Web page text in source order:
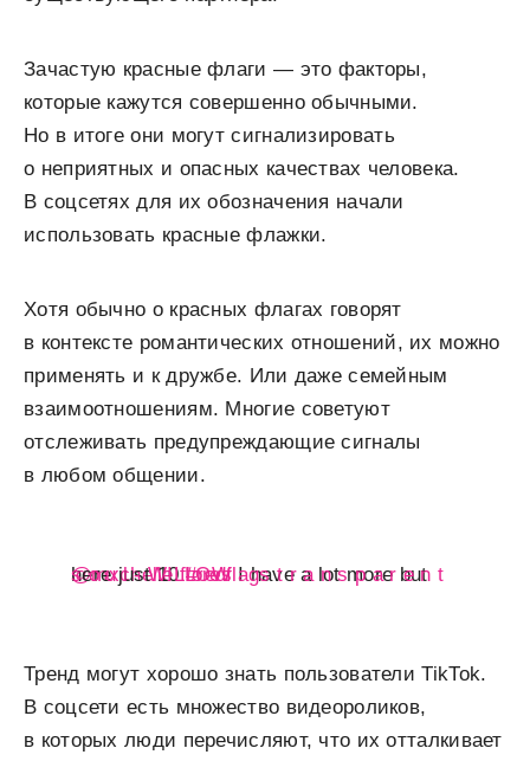
Зачастую красные флаги — это факторы,
которые кажутся совершенно обычными.
Но в итоге они могут сигнализировать
о неприятных и опасных качествах человека.
В соцсетях для их обозначения начали
использовать красные флажки.
Хотя обычно о красных флагах говорят
в контексте романтических отношений, их можно
применять и к дружбе. Или даже семейным
взаимоотношениям. Многие советуют
отслеживать предупреждающие сигналы
в любом общении.
@mxchelle.flores
I have a lot more but here just 10#redflags
t r a n s p a r e n t s o u l - WILLOW
Тренд могут хорошо знать пользователи TikTok.
В соцсети есть множество видеороликов,
в которых люди перечисляют, что их отталкивает